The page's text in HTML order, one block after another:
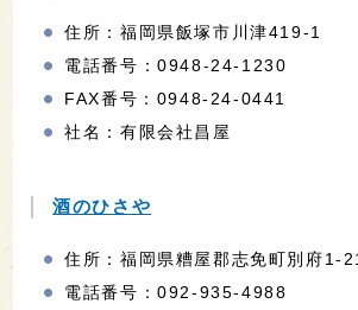
住所：福岡県飯塚市川津419-1
電話番号：0948-24-1230
FAX番号：0948-24-0441
社名：有限会社昌屋
酒のひさや
住所：福岡県糟屋郡志免町別府1-
電話番号：092-935-4988